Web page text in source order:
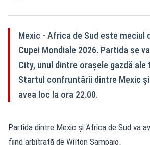
Mexic - Africa de Sud este meciul
Cupei Mondiale 2026. Partida se
City, unul dintre orașele gazdă ale
Startul confruntării dintre Mexic
avea loc la ora 22.00.
Partida dintre Mexic și Africa de Sud va
fiind arbitrată de Wilton Sampaio.